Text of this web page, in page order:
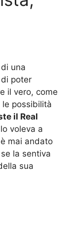
una
poter
il vero, come
possibilità
il Real
voleva a
mai andato
la sentiva
sua